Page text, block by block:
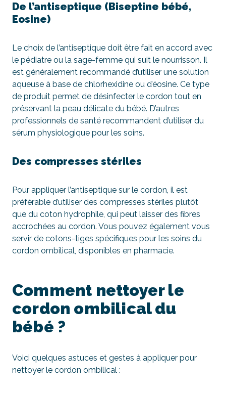
De l’antiseptique (Biseptine bébé,
Eosine)
Le choix de l’antiseptique doit être fait en accord avec
le pédiatre ou la sage-femme qui suit le nourrisson. Il
est généralement recommandé d’utiliser une solution
aqueuse à base de chlorhexidine ou d’éosine. Ce type
de produit permet de désinfecter le cordon tout en
préservant la peau délicate du bébé. D’autres
professionnels de santé recommandent d’utiliser du
sérum physiologique pour les soins.
Des compresses stériles
Pour appliquer l’antiseptique sur le cordon, il est
préférable d’utiliser des compresses stériles plutôt
que du coton hydrophile, qui peut laisser des fibres
accrochées au cordon. Vous pouvez également vous
servir de cotons-tiges spécifiques pour les soins du
cordon ombilical, disponibles en pharmacie.
Comment nettoyer le
cordon ombilical du
bébé ?
Voici quelques astuces et gestes à appliquer pour
nettoyer le cordon ombilical :